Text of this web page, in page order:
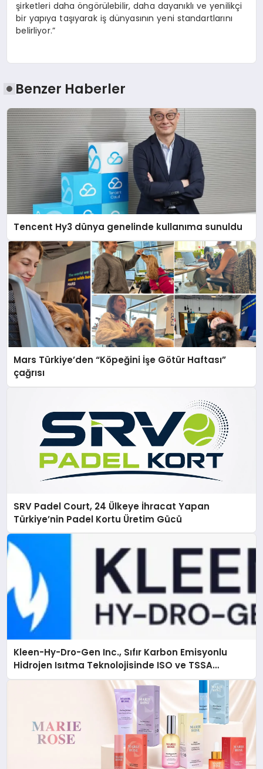
şirketleri daha öngörülebilir, daha dayanıklı ve yenilikçi
bir yapıya taşıyarak iş dünyasının yeni standartlarını
belirliyor.”
Benzer Haberler
Tencent Hy3 dünya genelinde kullanıma sunuldu
Mars Türkiye’den “Köpeğini İşe Götür Haftası”
çağrısı
SRV Padel Court, 24 Ülkeye İhracat Yapan
Türkiye’nin Padel Kortu Üretim Gücü
Kleen-Hy-Dro-Gen Inc., Sıfır Karbon Emisyonlu
Hidrojen Isıtma Teknolojisinde ISO ve TSSA
Düzenleyici Onaylarını Aldı